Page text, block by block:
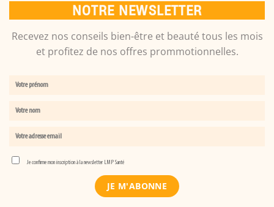
NOTRE NEWSLETTER
Recevez nos conseils bien-être et beauté tous les mois
et profitez de nos offres prommotionnelles.
Je confirme mon inscription à la newsletter LMP Santé